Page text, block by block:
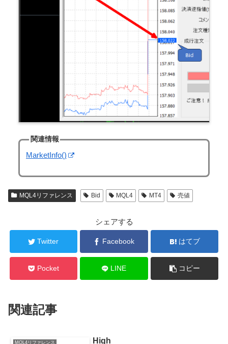
関連情報
MarketInfo()
MQL4リファレンス Bid MQL4 MT4 売値
シェアする
Twitter Facebook はてブ
Pocket LINE コピー
関連記事
MQL4リファレンス High